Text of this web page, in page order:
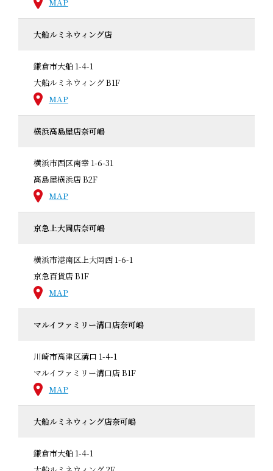
大船ルミネウィング店
鎌倉市大船 1-4-1
大船ルミネウィング B1F
MAP
横浜高島屋店奈可嶋
横浜市西区南幸 1-6-31
髙島屋横浜店 B2F
MAP
京急上大岡店奈可嶋
横浜市港南区上大岡西 1-6-1
京急百貨店 B1F
MAP
マルイファミリー溝口店奈可嶋
川崎市高津区溝口 1-4-1
マルイファミリー溝口店 B1F
MAP
大船ルミネウィング店奈可嶋
鎌倉市大船 1-4-1